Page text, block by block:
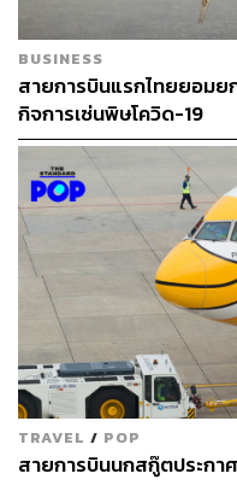
BUSINESS
สายการบินแรกไทยยอมย
กิจการเซ่นพิษโควิด-19
TRAVEL / POP
สายการบินนกสกู๊ตประกา